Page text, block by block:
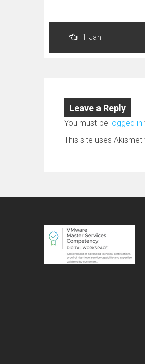
Post
navigation
1_Jan
Leave a Reply
You must be logged in
This site uses